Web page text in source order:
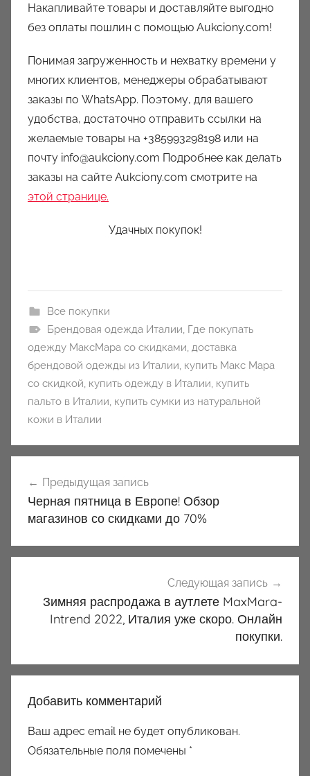
Накапливайте товары и доставляйте выгодно
без оплаты пошлин с помощью Aukciony.com!
Понимая загруженность и нехватку времени у
многих клиентов, менеджеры обрабатывают
заказы по WhatsApp. Поэтому, для вашего
удобства, достаточно отправить ссылки на
желаемые товары на +385993298198 или на
почту info@aukciony.com Подробнее как делать
заказы на сайте Aukciony.com смотрите на
этой странице.
Удачных покупок!
Все покупки
Брендовая одежда Италии Где покупать
одежду МаксМара со скидками доставка
брендовой одежды из Италии купить Макс Мара
со скидкой купить одежду в Италии купить
пальто в Италии купить сумки из натуральной
кожи в Италии
по
записям
Предыдущая запись
Черная пятница в Европе! Обзор
магазинов со скидками до 70%
Следующая запись
Зимняя распродажа в аутлете MaxMara-
Intrend 2022, Италия уже скоро. Онлайн
покупки.
Добавить комментарий
Ваш адрес email не будет опубликован.
Обязательные поля помечены *